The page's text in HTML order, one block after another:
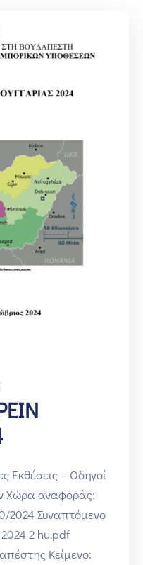
Εκθέσεις – Οδηγοί
Χώρα αναφοράς:
2024 Συναπτόμενο
2 hu.pdf
Κείμενο: